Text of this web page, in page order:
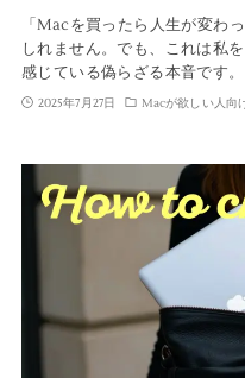
「Macを買ったら人生が変わ
しれません。でも、これは私
感じている偽らざる本音です
2025年7月27日 Macが欲しい人向